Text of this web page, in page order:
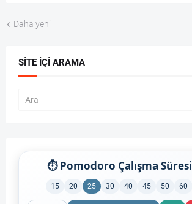
Daha yeni
SITE İÇI ARAMA
⏱ Pomodoro Çalışma Süresi
15 20 25 30 40 45 50 60